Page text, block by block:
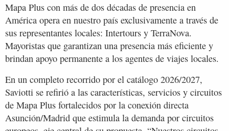
Mapa Plus con más de dos décadas de presencia en
América opera en nuestro país exclusivamente a través de
sus representantes locales: Intertours y TerraNova.
Mayoristas que garantizan una presencia más eficiente y
brindan apoyo permanente a los agentes de viajes locales.
En un completo recorrido por el catálogo 2026/2027,
Saviotti se refirió a las características, servicios y circuitos
de Mapa Plus fortalecidos por la conexión directa
Asunción/Madrid que estimula la demanda por circuitos